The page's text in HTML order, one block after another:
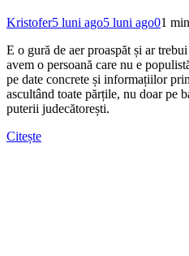
Kristofer5 luni ago5 luni ago01
E o gură de aer proaspăt și ar
avem o persoană care nu e
pe date concrete și informațiilor
ascultând toate părțile, nu doar pe
puterii judecătorești.
Citește